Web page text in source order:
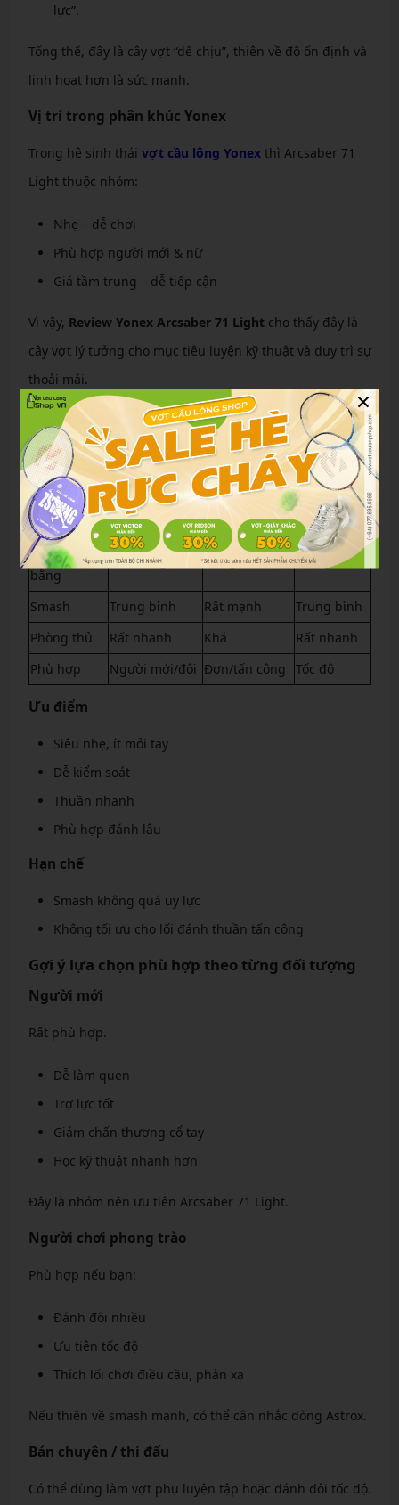
lực”.
Tổng thể, đây là cây vợt “dễ chịu”, thiên về độ ổn định và
linh hoạt hơn là sức mạnh.
Vị trí trong phân khúc Yonex
Trong hệ sinh thái vợt cầu lông Yonexthì Arcsaber 71
Light thuộc nhóm:
Nhẹ – dễ chơi
Phù hợp người mới & nữ
Giá tầm trung – dễ tiếp cận
Vì vậy, Review Yonex Arcsaber 71 Lightcho thấy đây là
cây vợt lý tưởng cho mục tiêu luyện kỹ thuật và duy trì sự
thoải mái.
So sánh các dòng vợt phổ biến trên thị trường
Tiêu chí
Arcsaber 71
Light
Astrox 100
Game
Nanoflare
800
Trọng lượng Rất nhẹ (5U) 4U
4U
Điểm cân
bằng
Cân bằng Nặng đầu Nhẹ đầu
Smash Trung bình Rất mạnh
Trung bình
Phòng thủ
Rất nhanh Khá
Rất nhanh
Phù hợp
Người mới/đôi Đơn/tấn công Tốc độ
Ưu điểm
Siêu nhẹ, ít mỏi tay
Dễ kiểm soát
Thuần nhanh
Phù hợp đánh lâu
Hạn chế
Smash không quá uy lực
Không tối ưu cho lối đánh thuần tấn công
Gợi ý lựa chọn phù hợp theo từng đối tượng
Người mới
Rất phù hợp.
Dễ làm quen
Trợ lực tốt
Giảm chấn thương cổ tay
Học kỹ thuật nhanh hơn
Đây là nhóm nên ưu tiên Arcsaber 71 Light.
Người chơi phong trào
Phù hợp nếu bạn:
Đánh đôi nhiều
Ưu tiên tốc độ
Thích lối chơi điều cầu, phản xạ
Nếu thiên về smash mạnh, có thể cân nhắc dòng Astrox.
Bán chuyên / thi đấu
Có thể dùng làm vợt phụ luyện tập hoặc đánh đôi tốc độ.
×